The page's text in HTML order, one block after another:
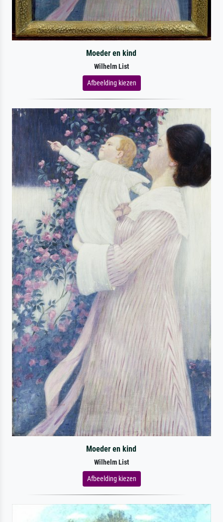
Moeder en kind
Wilhelm List
Afbeelding kiezen
Moeder en kind
Wilhelm List
Afbeelding kiezen